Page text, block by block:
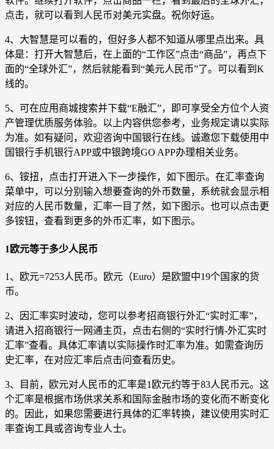
点击，就可以看到人民币对美元实盘。祝你好运。
4、大智慧是可以看的，但好多人都不知道从哪里点出来。具
体是：打开大智慧后，在上面的“工作区”点击“商品”，再点下
面的“全球外汇”，然后就能看到“美元人民币”了。可以看到K
线的。
5、可在应用商城搜索并下载“E融汇”，即可享受全方位个人资
产管理优质服务体验。以上内容供您参考，业务规定请以实际
为准。如有疑问，欢迎咨询中国银行在线。诚邀您下载使用中
国银行手机银行APP或中银跨境GO APP办理相关业务。
6、铵扭，点击打开进入下一步操作，如下图示。在汇率查询
菜单中，可以分别输入想要查询的外币数量，系统就会显示相
对应的人民币数量，汇率一目了然，如下图示。也可以点击更
多铵钮，查看到更多的外币汇率，如下图示。
1欧元等于多少人民币
1、欧元=7253人民币。欧元（Euro）是欧盟中19个国家的货
币。
2、因汇率实时波动，您可以参考招商银行外汇“实时汇率”，
请进入招商银行一网通主页，点击右侧的“实时行情-外汇实时
汇率”查看。具体汇率请以实际操作时汇率为准。如需查询历
史汇率，在对应汇率后点击问查看历史。
3、目前，欧元对人民币的汇率是1欧元约等于83人民币元。这
个汇率是根据市场供求关系和国际金融市场的变化而不断变化
的。因此，如果您需要进行具体的汇率转换，建议使用实时汇
率查询工具或咨询专业人士。